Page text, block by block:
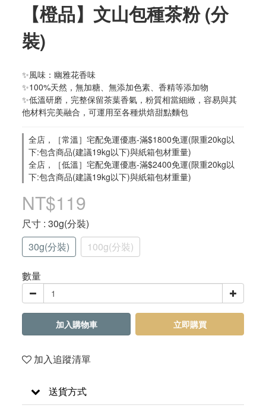
【橙品】文山包種茶粉 (分
裝)
✨風味：幽雅花香味
✨100%天然，無加糖、無添加色素、香精等添加物
✨低溫研磨，完整保留茶葉香氣，粉質相當細緻，容易與其
他材料完美融合，可運用至各種烘焙甜點麵包​
全店，［常溫］宅配免運優惠-滿$1800免運(限重20kg以
下:包含商品(建議19kg以下)與紙箱包材重量)
全店，［低溫］宅配免運優惠-滿$2400免運(限重20kg以
下:包含商品(建議19kg以下)與紙箱包材重量)
NT$119
尺寸 : 30g(分裝)
30g(分裝)
100g(分裝)
數量
加入購物車 立即購買
加入追蹤清單
送貨方式